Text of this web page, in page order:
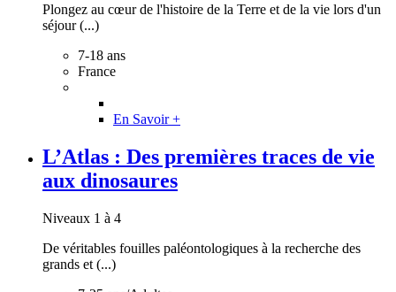
Plongez au cœur de l'histoire de la Terre et de la vie lors d'un
séjour (...)
7-18 ans
France
En Savoir +
L’Atlas : Des premières traces de vie
aux dinosaures
Niveaux 1 à 4
De véritables fouilles paléontologiques à la recherche des
grands et (...)